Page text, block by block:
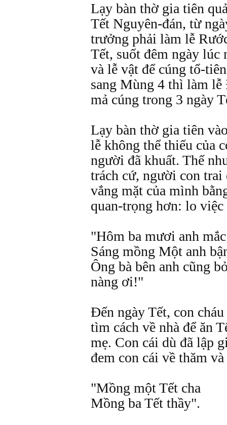
Lạy bàn thờ gia tiên
Tết Nguyên-đán, từ
trưởng phải làm lễ
Tết, suốt đêm ngày lúc
và lễ vật để cúng tổ-
sang Mùng 4 thì làm
mả cúng trong 3 ngày
Lạy bàn thờ gia tiên
lễ không thể thiếu của
người đã khuất. Thế
trách cứ, người con trai
vắng mặt của mình
quan-trọng hơn: lo
"Hôm ba mươi anh
Sáng mồng Một anh
Ông bà bên anh cũng
nàng ơi!"
Đến ngày Tết, con
tìm cách về nhà để ăn
mẹ. Con cái dù đã lập
đem con cái về thăm
"Mồng một Tết cha
Mồng ba Tết thầy".